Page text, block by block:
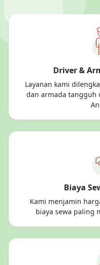
Driver &
Layanan kami
dan armada tangguh
Biaya
Kami menjamin
biaya sewa paling